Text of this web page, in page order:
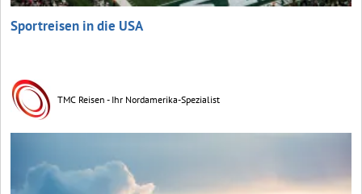
Sportreisen in die USA
TMC Reisen - Ihr Nordamerika-Spezialist